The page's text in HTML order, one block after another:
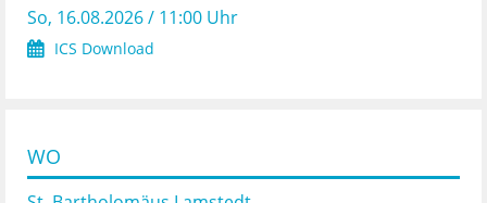
So, 16.08.2026 / 11:00 Uhr
ICS Download
WO